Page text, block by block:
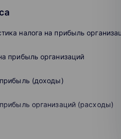
может совершенно
а студенты российских
налога на прибыль
прибыль организаций
(доходы)
организаций (расходы)